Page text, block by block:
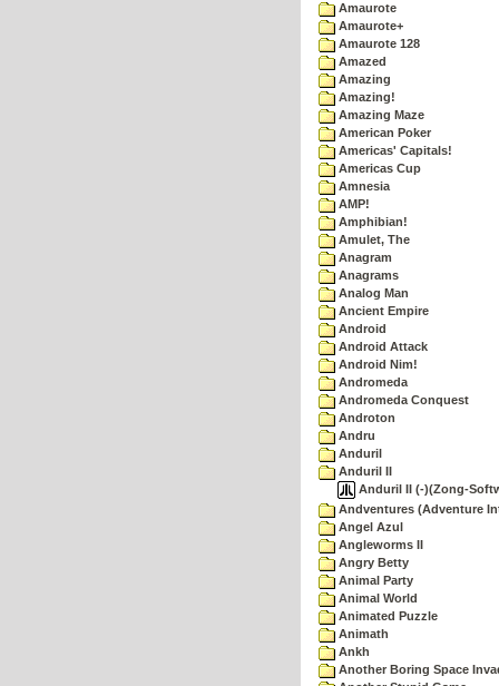
Amaurote
Amaurote+
Amaurote 128
Amazed
Amazing
Amazing!
Amazing Maze
American Poker
Americas' Capitals!
Americas Cup
Amnesia
AMP!
Amphibian!
Amulet, The
Anagram
Anagrams
Analog Man
Ancient Empire
Android
Android Attack
Android Nim!
Andromeda
Andromeda Conquest
Androton
Andru
Anduril
Anduril II
Anduril II (-)(Zong-
Andventures (Adventure
Angel Azul
Angleworms II
Angry Betty
Animal Party
Animal World
Animated Puzzle
Animath
Ankh
Another Boring Space